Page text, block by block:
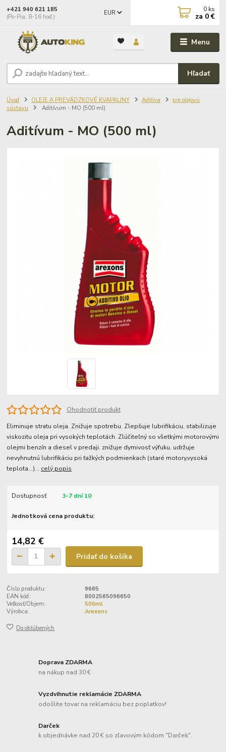
Menu
EUR
Hľadať
+421 940 621 185
(Po-Pia, 8-16 hod.)
0 ks
za 0 €
Úvod OLEJE A PREVÁDZKOVÉ KVAPALINY Aditíva
pre olejovú
sústavu
Aditívum - MO (500 ml)
Aditívum - MO (500 ml)
Ohodnotiť produkt
Eliminuje stratu oleja. Znižuje spotrebu. Zlepšuje lubrifikáciu, stabilizuje
viskozitu oleja pri vysokých teplotách. Zlúčiteľný so všetkými motorovými
olejmi benzín a diesel v predaji. znižuje dymivosť výfuku, udržuje
nevyhnutnú lubrifikáciu pri ťažkých podmienkach (staré motory,vysoká
teplota...)... celý popis
Dostupnosť 3-7 dní 10
Jednotková cena produktu:
14,82 €
Pridať do košíka
Číslo produktu:
9665
EAN kód:
8002565096650
Veľkosť/Objem:
500ml
Výrobca:
Arexons
Do obľúbených
Doprava ZDARMA
na nákup nad 30 €
Vyzdvihnutie reklamácie ZDARMA
odošlite tovar na reklamáciu bez poplatkov!
Darček
k objednávke nad 20 € so zľavovým kódom "Darček".